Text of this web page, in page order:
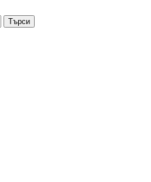
Търси